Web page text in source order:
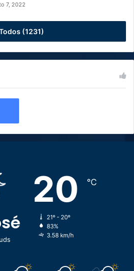
7, 2022
(1231)
20 ℃
21º - 20º
83%
3.58 km/h